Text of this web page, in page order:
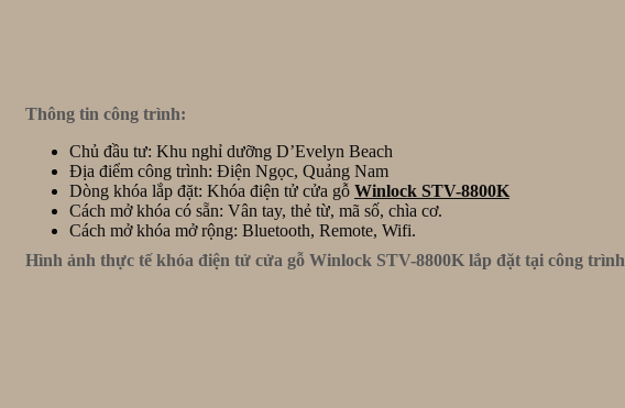
Thông tin công trình:
Chủ đầu tư: Khu nghỉ dưỡng D’Evelyn Beach
Địa điểm công trình: Điện Ngọc, Quảng Nam
Dòng khóa lắp đặt: Khóa điện tử cửa gỗ Winlock STV-8800K
Cách mở khóa có sẵn: Vân tay, thẻ từ, mã số, chìa cơ.
Cách mở khóa mở rộng: Bluetooth, Remote, Wifi.
Hình ảnh thực tế khóa điện tử cửa gỗ Winlock STV-8800K lắp đặt tại công trình